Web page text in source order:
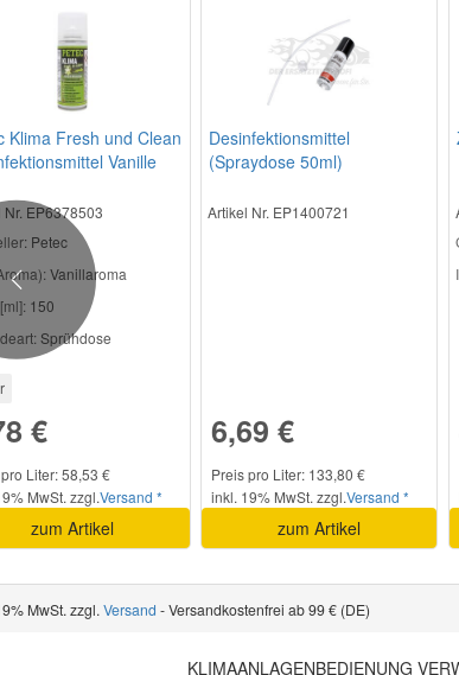
Klima Fresh und Clean
Vanille
Nr. EP6378503
: Petec
Vanillaroma
150
Sprühdose
€
Liter: 58,53 €
MwSt. zzgl.Versand *
zum Artikel
Desinfektionsmittel
(Spraydose 50ml)
Artikel Nr. EP1400721
6,69 €
Preis pro Liter: 133,80 €
inkl. 19% MwSt. zzgl.Versand *
zum Artikel
Previous
MwSt. zzgl. Versand - Versandkostenfrei ab 99 € (DE)
KLIMAANLAGENBEDIENUNG